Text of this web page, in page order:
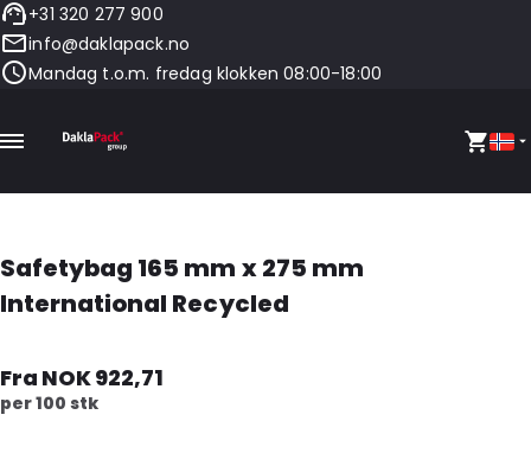
+31 320 277 900
info@daklapack.no
Mandag t.o.m. fredag klokken 08:00-18:00
Safetybag 165 mm x 275 mm
International Recycled
Fra NOK 922,71
per 100 stk